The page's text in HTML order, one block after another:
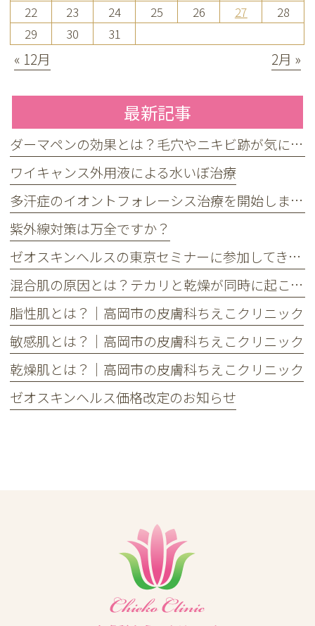
22
23 24 25 26 27
28
29
30 31
« 12月 2月 »
最新記事
ダーマペンの効果とは？毛穴やニキビ跡が気になる方へ
ワイキャンス外用液による水いぼ治療
多汗症のイオントフォレーシス治療を開始しました
紫外線対策は万全ですか？
ゼオスキンヘルスの東京セミナーに参加してきました
混合肌の原因とは？テカリと乾燥が同時に起こる理由とケア方法
脂性肌とは？｜高岡市の皮膚科ちえこクリニック
敏感肌とは？｜高岡市の皮膚科ちえこクリニック
乾燥肌とは？｜高岡市の皮膚科ちえこクリニック
ゼオスキンヘルス価格改定のお知らせ